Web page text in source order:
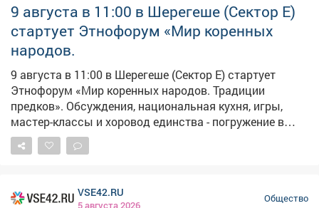
9 августа в 11:00 в Шерегеше (Сектор Е)
стартует Этнофорум «Мир коренных
народов.
9 августа в 11:00 в Шерегеше (Сектор Е) стартует
Этнофорум «Мир коренных народов. Традиции
предков». Обсуждения, национальная кухня, игры,
мастер-классы и хоровод единства - погружение в
культуру гарантировано! Слышите зов предков?
Приезжайте!
VSE42.RU
5 августа 2026
Общество